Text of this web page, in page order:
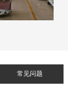
常见问题